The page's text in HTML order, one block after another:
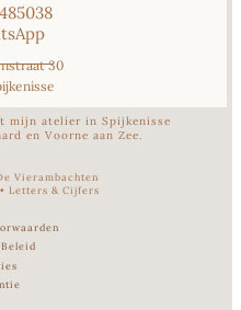
30
mijn atelier in Spijkenisse
en Voorne aan Zee.
Vierambachten
• Letters & Cijfers